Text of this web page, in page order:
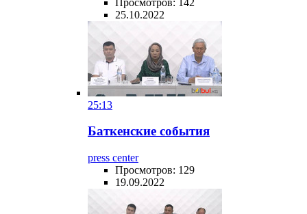
25.10.2022
25:13
Баткенские события
press center
Просмотров: 129
19.09.2022